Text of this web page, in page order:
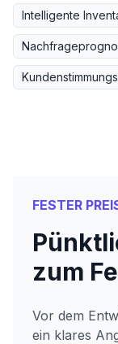
Intelligente
FESTER
zum
Vor dem
ein klares